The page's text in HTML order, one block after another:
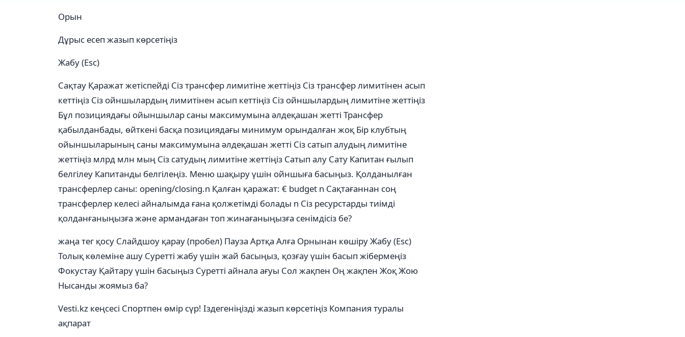
Орын
Дұрыс есеп жазып көрсетіңіз
Жабу (Esc)
Сақтау Қаражат жетіспейді Сіз трансфер лимитіне жеттіңіз Сіз трансфер лимитінен асып
кеттіңіз Сіз ойншылардың лимитінен асып кеттіңіз Сіз ойншылардың лимитіне жеттіңіз
Бұл позициядағы ойыншылар саны максимумына әлдеқашан жетті Трансфер
қабылданбады, өйткені басқа позициядағы минимум орындалған жоқ Бір клубтың
ойыншыларының саны максимумына әлдеқашан жетті Сіз сатып алудың лимитіне
жеттіңіз млрд млн мың Сіз сатудың лимитіне жеттіңіз Сатып алу Сату Капитан ғылып
белгілеу Капитанды белгілеңіз. Меню шақыру үшін ойншыға басыңыз. Қолданылған
трансферлер саны: opening/closing.n Қалған қаражат: € budget n Сақтағаннан соң
трансферлер келесі айналымда ғана қолжетімді болады n Сіз ресурстарды тиімді
қолданғаныңызға және армандаған топ жинағаныңызға сенімдісіз бе?
жаңа тег қосу Слайдшоу қарау (пробел) Пауза Артқа Алға Орнынан көшіруЖабу (Esc)
Толық көлеміне ашу Суретті жабу үшін жай басыңыз, қозғау үшін басып жібермеңіз
Фокустау Қайтару үшін басыңыз Суретті айнала ағуы Сол жақпен Оң жақпен ЖоқЖою
Нысанды жоямыз ба?
Vesti.kz кеңсесі Спортпен өмір сүр! Іздегеніңізді жазып көрсетіңіз Компания туралы
ақпарат